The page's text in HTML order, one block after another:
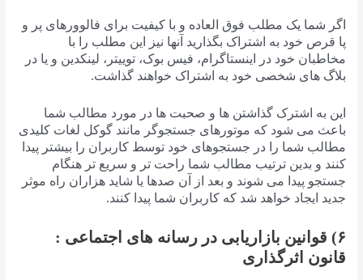
اگر شما یک مطلب فوق العاده و با کیفیت برای فالوورهای پر و
پا قرص خود به اشتراک بگذارید آنها نیز این مطلب را با
مخاطبان خود در اینستاگرام، فیس بوک، توییتر، لینکدین و یا در
بلاگ های شخصی خود به اشتراک خواهند گذاشت.
این به اشترک گذاشتن ها و صحبت ها در مورد مطالب شما
باعث می شود که موتورهای جستجوگر مانند گوکل لغات کلیدی
مطالب شما را در جستجوهای خود توسط کاربران را بیشتر پیدا
کنند و بدین ترتیب مطالب شما راحت تر و سریع تر هنگام
جستجو پیدا می شوند و بعد از آن صدها یا شاید هزاران راه موثر
جدید ایجاد خواهد شد که کاربران شما پیدا کنند.
۶) قوانین بازاریابی در رسانه های اجتماعی :
قانون اثرگذاری